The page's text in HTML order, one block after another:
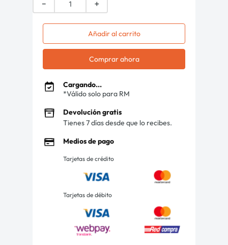
＋
－
Añadir al carrito
Comprar ahora
Cargando...
*Válido solo para RM
Devolución gratis
Tienes 7 días desde que lo recibes.
Medios de pago
Tarjetas de crédito
Tarjetas de débito